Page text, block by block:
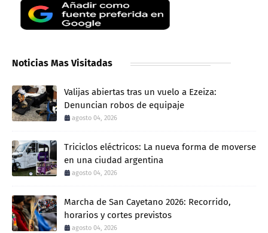
Noticias Mas Visitadas
Valijas abiertas tras un vuelo a Ezeiza:
Denuncian robos de equipaje
agosto 04, 2026
Triciclos eléctricos: La nueva forma de moverse
en una ciudad argentina
agosto 04, 2026
Marcha de San Cayetano 2026: Recorrido,
horarios y cortes previstos
agosto 04, 2026